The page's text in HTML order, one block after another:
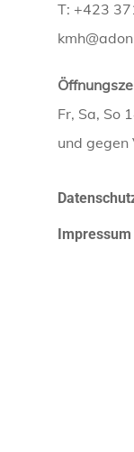
T: +423
Fr, Sa, So
und gegen
Impressum